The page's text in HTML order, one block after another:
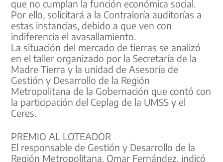
que no cumplan la función económica social.
Por ello, solicitará a la Contraloría auditorías a
estas instancias, debido a que ven con
indiferencia el avasallamiento.
La situación del mercado de tierras se analizó
en el taller organizado por la Secretaría de la
Madre Tierra y la unidad de Asesoría de
Gestión y Desarrollo de la Región
Metropolitana de la Gobernación que contó con
la participación del Ceplag de la UMSS y el
Ceres.
PREMIO AL LOTEADOR
El responsable de Gestión y Desarrollo de la
Región Metropolitana, Omar Fernández, indicó